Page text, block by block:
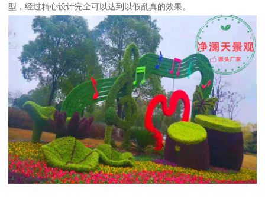
型，经过精心设计完全可以达到以假乱真的效果。